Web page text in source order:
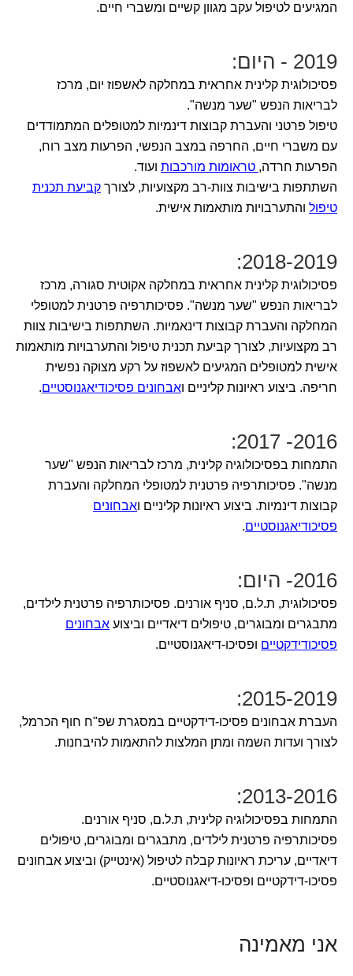
המגיעים לטיפול עקב מגוון קשיים ומשברי חיים.
2019 - היום:
פסיכולוגית קלינית אחראית במחלקה לאשפוז יום, מרכז
לבריאות הנפש "שער מנשה".
טיפול פרטני והעברת קבוצות דינמיות למטופלים המתמודדים
עם משברי חיים, החרפה במצב הנפשי, הפרעות מצב רוח,
הפרעות חרדה, טראומות מורכבות ועוד.
השתתפות בישיבות צוות-רב מקצועיות, לצורך קביעת תכנית
טיפול והתערבויות מותאמות אישית.
2018-2019:
פסיכולוגית קלינית אחראית במחלקה אקוטית סגורה, מרכז
לבריאות הנפש "שער מנשה". פסיכותרפיה פרטנית למטופלי
המחלקה והעברת קבוצות דינאמיות. השתתפות בישיבות צוות
רב מקצועיות, לצורך קביעת תכנית טיפול והתערבויות מותאמות
אישית למטופלים המגיעים לאשפוז על רקע מצוקה נפשית
חריפה. ביצוע ראיונות קליניים ואבחונים פסיכודיאגנוסטיים.
2016- 2017:
התמחות בפסיכולוגיה קלינית, מרכז לבריאות הנפש "שער
מנשה". פסיכותרפיה פרטנית למטופלי המחלקה והעברת
קבוצות דינמיות. ביצוע ראיונות קליניים ואבחונים
פסיכודיאגנוסטיים.
2016- היום:
פסיכולוגית, ת.ל.ם, סניף אורנים. פסיכותרפיה פרטנית לילדים,
מתבגרים ומבוגרים, טיפולים דיאדיים וביצוע אבחונים
פסיכודידקטיים ופסיכו-דיאגנוסטיים.
2015-2019:
העברת אבחונים פסיכו-דידקטיים במסגרת שפ"ח חוף הכרמל,
לצורך ועדות השמה ומתן המלצות להתאמות להיבחנות.
2013-2016:
התמחות בפסיכולוגיה קלינית, ת.ל.ם, סניף אורנים.
פסיכותרפיה פרטנית לילדים, מתבגרים ומבוגרים, טיפולים
דיאדיים, עריכת ראיונות קבלה לטיפול (אינטייק) וביצוע אבחונים
פסיכו-דידקטיים ופסיכו-דיאגנוסטיים.
אני מאמינה